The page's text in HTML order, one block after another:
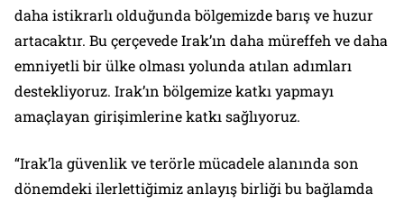
daha istikrarlı olduğunda bölgemizde barış ve huzur
artacaktır. Bu çerçevede Irak’ın daha müreffeh ve daha
emniyetli bir ülke olması yolunda atılan adımları
destekliyoruz. Irak’ın bölgemize katkı yapmayı
amaçlayan girişimlerine katkı sağlıyoruz.
“Irak’la güvenlik ve terörle mücadele alanında son
dönemdeki ilerlettiğimiz anlayış birliği bu bağlamda